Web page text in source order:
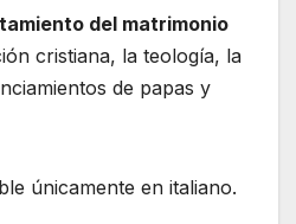
del matrimonio
cristiana, la teología, la
de papas y
únicamente en italiano.